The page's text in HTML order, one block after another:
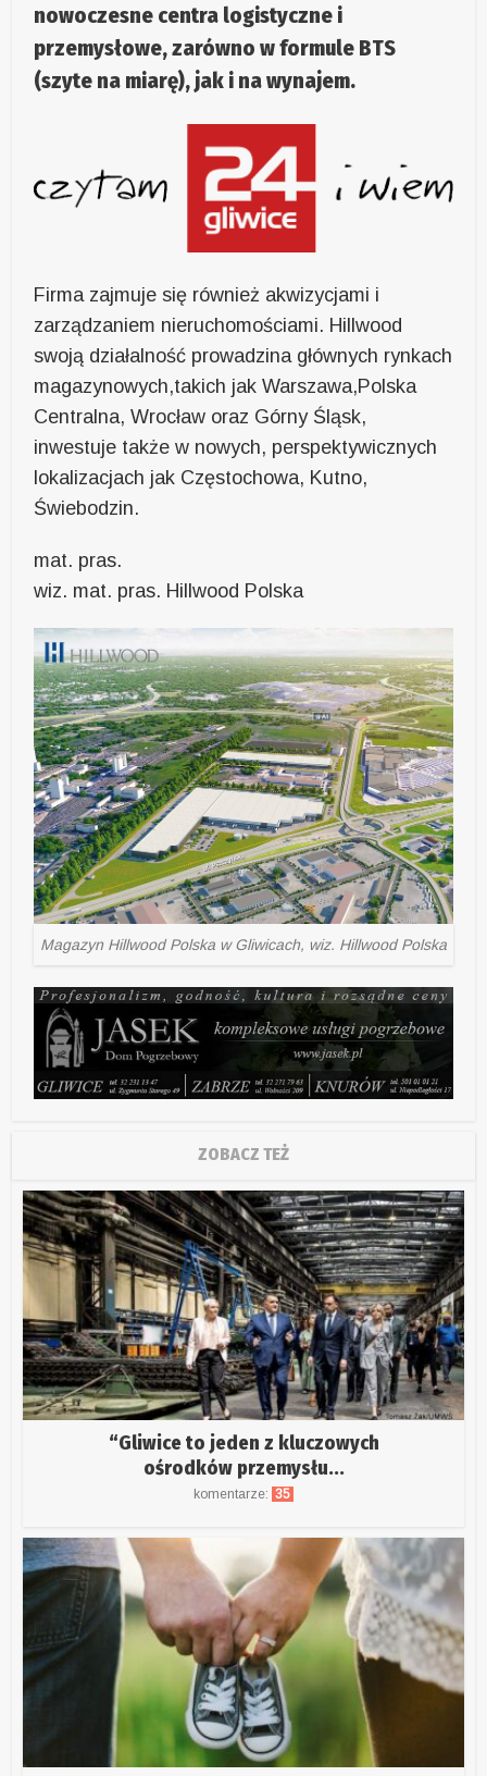
nowoczesne centra logistyczne i
przemysłowe, zarówno w formule BTS
(szyte na miarę), jak i na wynajem.
Firma zajmuje się również akwizycjami i
zarządzaniem nieruchomościami. Hillwood
swoją działalność prowadzina głównych rynkach
magazynowych,takich jak Warszawa,Polska
Centralna, Wrocław oraz Górny Śląsk,
inwestuje także w nowych, perspektywicznych
lokalizacjach jak Częstochowa, Kutno,
Świebodzin.
mat. pras.
wiz. mat. pras. Hillwood Polska
Magazyn Hillwood Polska w Gliwicach, wiz. Hillwood Polska
ZOBACZ TEŻ
“Gliwice to jeden z kluczowych
ośrodków przemysłu...
komentarze: 35